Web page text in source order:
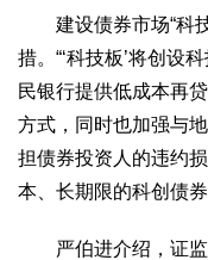
建设债券市场“科技
措。“‘科技板’将创设
民银行提供低成本再
方式，同时也加强与
担债券投资人的违约
本、长期限的科创债券
严伯进介绍，证监